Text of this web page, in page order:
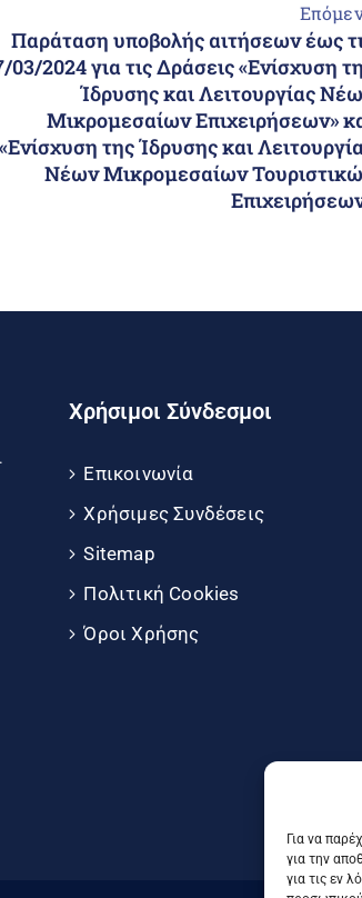
Για να
για την
για τις εν
Παράταση υποβολής αιτήσεων έως
03/2024 για τις Δράσεις «Ενίσχυση
Ίδρυσης και Λειτουργίας
Μικρομεσαίων Επιχειρήσεων»
«Ενίσχυση της Ίδρυσης και
Νέων Μικρομεσαίων
Χρήσιμοι Σύνδεσμοι
Επικοινωνία
Χρήσιμες Συνδέσεις
Sitemap
Πολιτική Cookies
Όροι Χρήσης